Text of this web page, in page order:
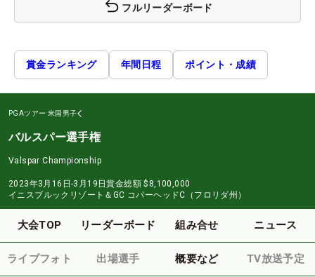
フルリーダーボード
賞金ランキング 年間日程 ポイント・成績
PGAツアー 米国男子
バルスパー選手権
Valspar Championship
2023年3月16日-3月19日賞金総額 $8,100,000
イニスブルックリゾート＆GC コパーヘッドC（フロリダ州）
大会TOP リーダーボード 組み合せ ニュース
ライブフォト 出場選手 概要など TV放送予定